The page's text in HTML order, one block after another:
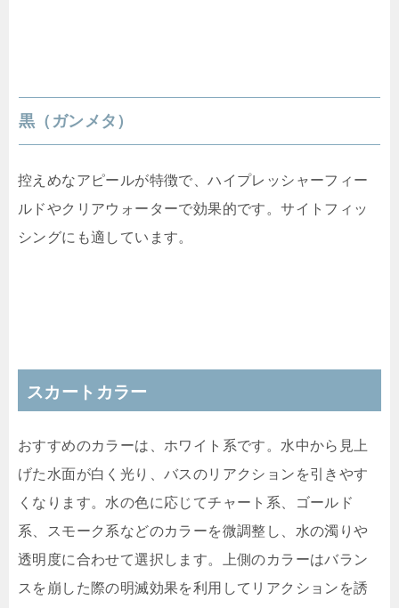
黒（ガンメタ）
控えめなアピールが特徴で、ハイプレッシャーフィー
ルドやクリアウォーターで効果的です。サイトフィッ
シングにも適しています。
スカートカラー
おすすめのカラーは、ホワイト系です。水中から見上
げた水面が白く光り、バスのリアクションを引きやす
くなります。水の色に応じてチャート系、ゴールド
系、スモーク系などのカラーを微調整し、水の濁りや
透明度に合わせて選択します。上側のカラーはバラン
スを崩した際の明滅効果を利用してリアクションを誘